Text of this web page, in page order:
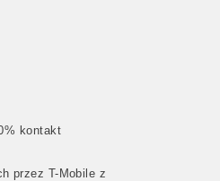
kontakt
przez T-Mobile z